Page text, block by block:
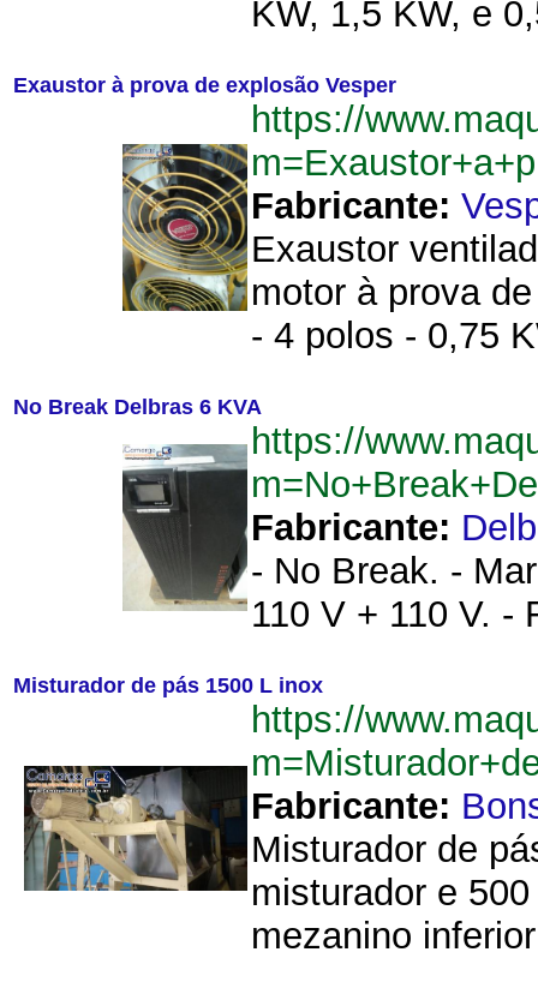
KW, 1,5 KW, e
Exaustor à prova de explosão Vesper
https://
Fabricante:
Exaustor
motor à prova
- 4 polos - 0,75
No Break Delbras 6 KVA
https://
Fabricante:
- No Break. -
110 V + 110 V. -
Misturador de pás 1500 L inox
https://
Fabricante:
Misturador de
misturador e
mezanino